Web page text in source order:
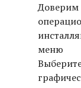
меню